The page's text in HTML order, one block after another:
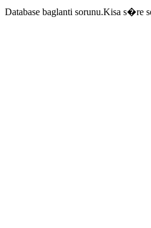
Database baglanti sorunu.Kisa s�re